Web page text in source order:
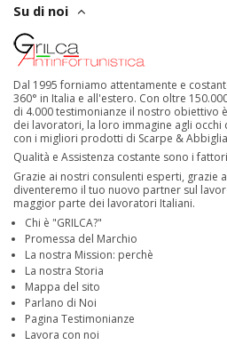
Su di noi
Dal 1995 forniamo attentamente e
360° in Italia e all'estero. Con oltre
di 4.000 testimonianze il nostro obiettivo
dei lavoratori, la loro immagine agli occhi
con i migliori prodotti di Scarpe &
Qualità e Assistenza costante sono i
Grazie ai nostri consulenti esperti,
diventeremo il tuo nuovo partner sul
maggior parte dei lavoratori Italiani.
Chi è "GRILCA?"
Promessa del Marchio
La nostra Mission: perchè
La nostra Storia
Mappa del sito
Parlano di Noi
Pagina Testimonianze
Lavora con noi